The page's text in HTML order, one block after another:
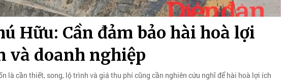
Hữu: Cần đảm bảo hài hoà lợi
và doanh nghiệp
là cần thiết, song, lộ trình và giá thu phí cũng cần nghiên cứu nghĩ để hài hoà lợi ích